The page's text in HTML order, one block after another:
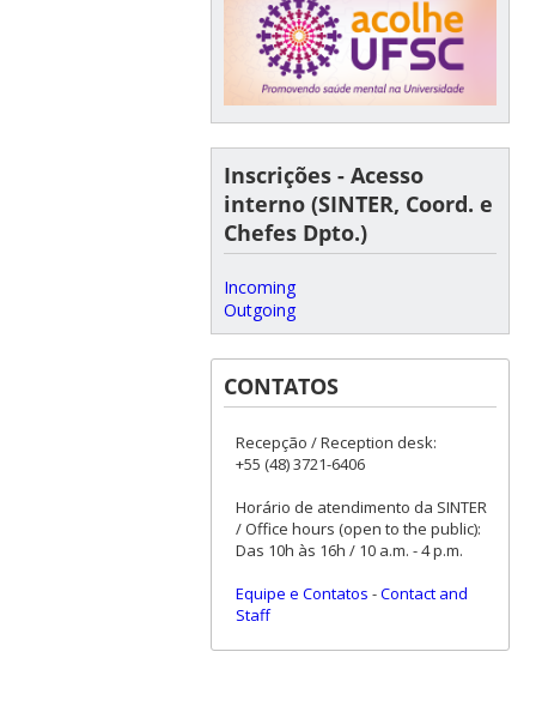
Inscrições - Acesso
interno (SINTER, Coord. e
Chefes Dpto.)
Incoming
Outgoing
CONTATOS
Recepção / Reception desk:
+55 (48) 3721-6406
Horário de atendimento da SINTER
/ Office hours (open to the public):
Das 10h às 16h / 10 a.m. - 4 p.m.
Equipe e Contatos -Contact and
Staff